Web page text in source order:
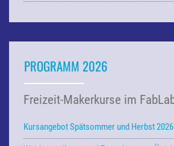
PROGRAMM 2026
Freizeit-Makerkurse im
Kursangebot Spätsommer und Herbst 2026